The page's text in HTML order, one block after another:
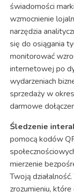
świadomości
wzmocnienie
narzędzia
się do osiągania
monitorować
internetowej po
wydarzeniach
sprzedaży w
darmowe
Śledzenie
pomocą kodów
mierzenie
Twoją
zrozumieniu,